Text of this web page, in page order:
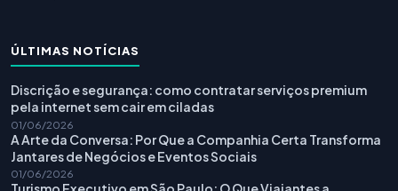
ÚLTIMAS NOTÍCIAS
Discrição e segurança: como contratar serviços premium
pela internet sem cair em ciladas
01/06/2026
A Arte da Conversa: Por Que a Companhia Certa Transforma
Jantares de Negócios e Eventos Sociais
01/06/2026